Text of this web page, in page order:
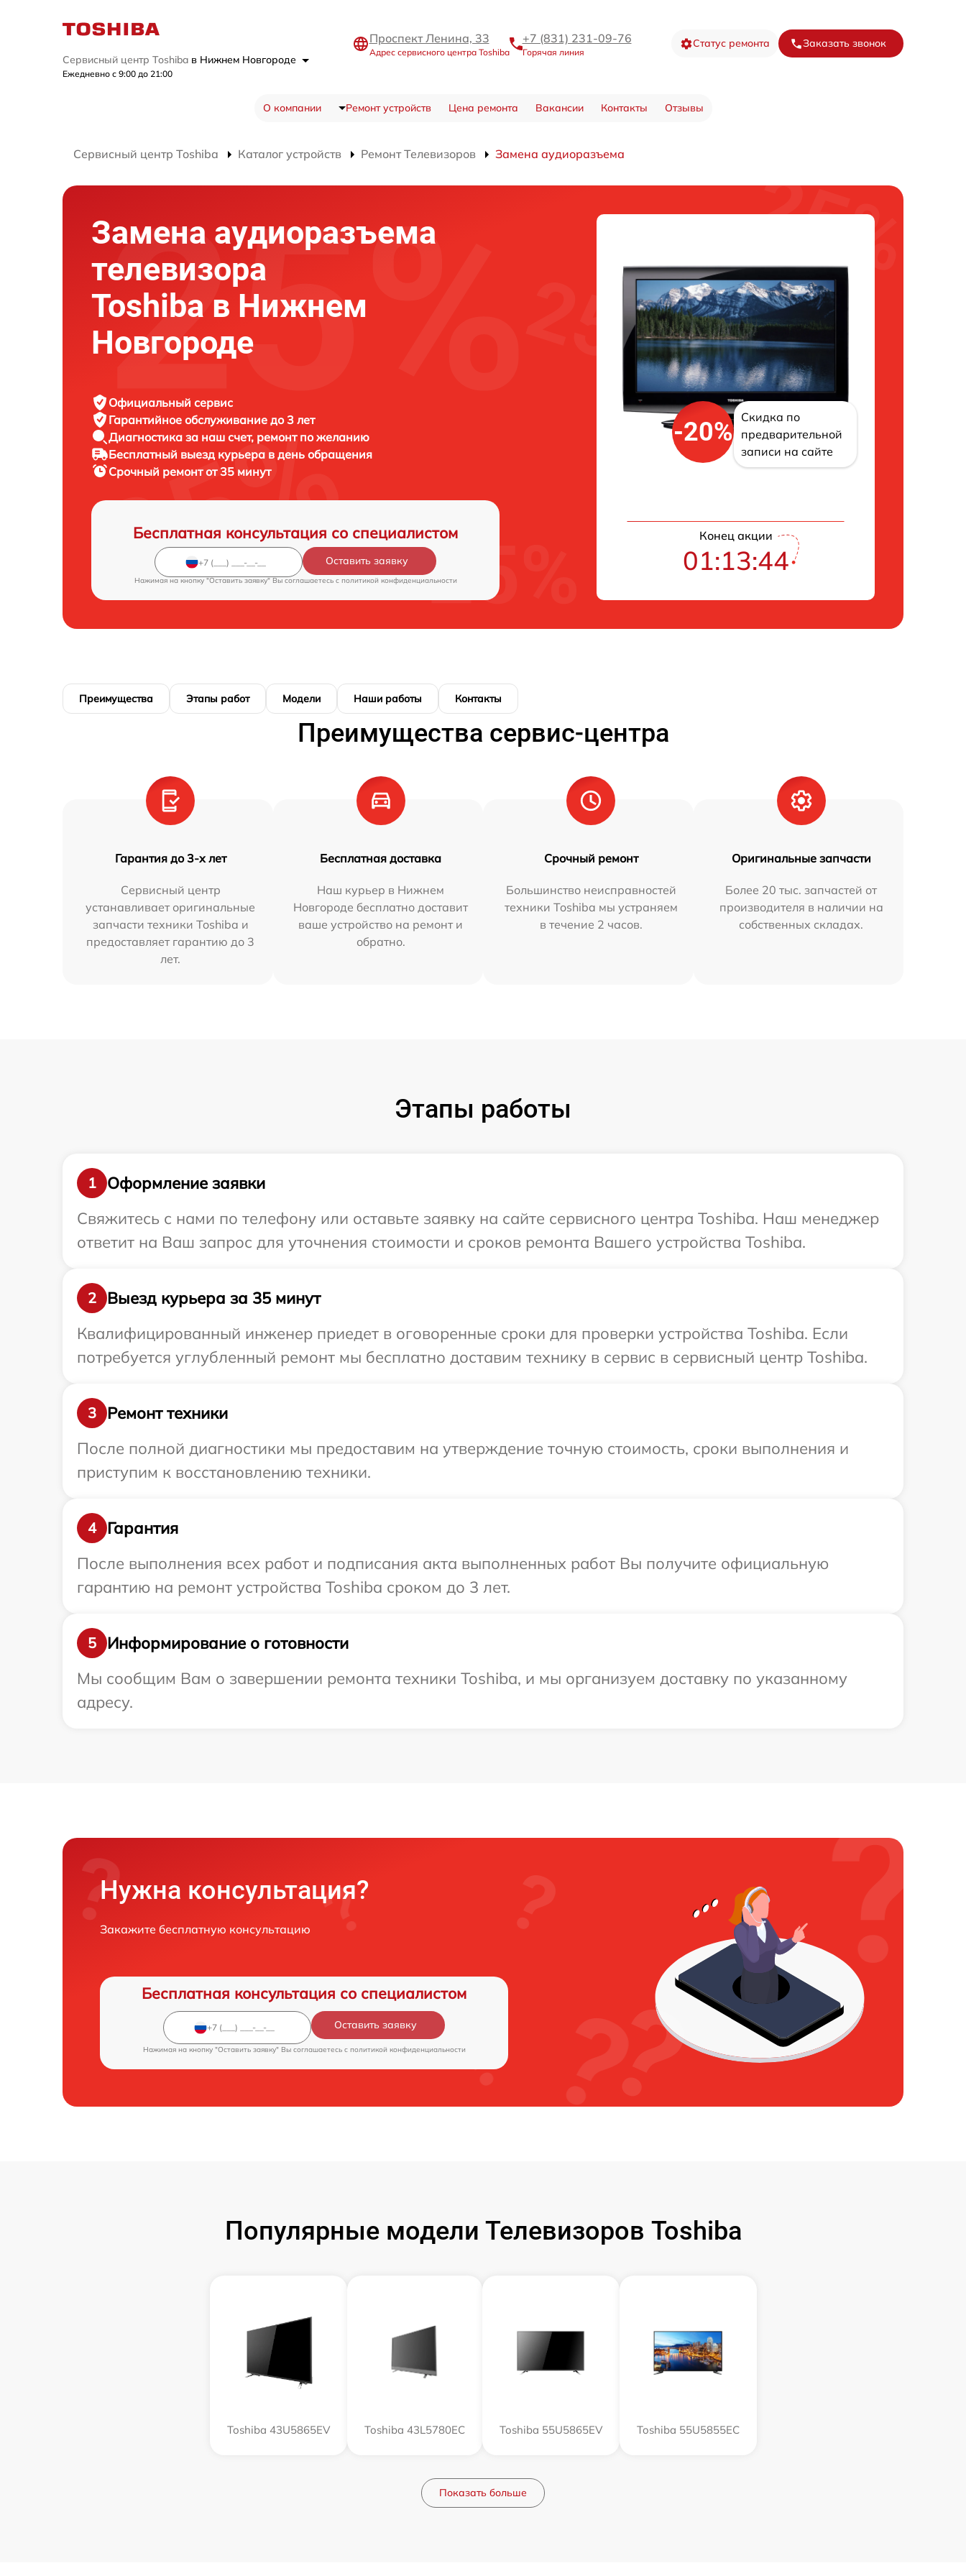
Сервисный центр Toshiba в Нижнем Новгороде
Ежедневно с 9:00 до 21:00
Проспект Ленина, 33
Адрес сервисного центра Toshiba
+7 (831) 231-09-76
Горячая линия
Статус ремонта Заказать звонок
О компании Ремонт устройств Цена ремонта Вакансии Контакты Отзывы
Сервисный центр Toshiba Каталог устройств Ремонт Телевизоров Замена аудиоразъема
Замена аудиоразъема
телевизора
Toshiba в Нижнем
Новгороде
Официальный сервис
Гарантийное обслуживание до 3 лет
Диагностика за наш счет, ремонт по желанию
Бесплатный выезд курьера в день обращения
Срочный ремонтот 35 минут
Бесплатная консультация со специалистом
Оставить заявку
Нажимая на кнопку "Оставить заявку" Вы соглашаетесь c политикой конфиденциальности
-20%
Скидка по
предварительной
записи на сайте
Конец акции
01:13:43
Преимущества Этапы работ Модели Наши работы Контакты
Преимущества сервис-центра
Гарантия до 3-х лет
Сервисный центр
устанавливает оригинальные
запчасти техники Toshiba и
предоставляет гарантию до 3
лет.
Бесплатная доставка
Наш курьер в Нижнем
Новгороде бесплатно доставит
ваше устройство на ремонт и
обратно.
Срочный ремонт
Большинство неисправностей
техники Toshiba мы устраняем
в течение 2 часов.
Оригинальные запчасти
Более 20 тыс. запчастей от
производителя в наличии на
собственных складах.
Этапы работы
1
Оформление заявки
Свяжитесь с нами по телефону или оставьте заявку на сайте сервисного центра Toshiba. Наш менеджер
ответит на Ваш запрос для уточнения стоимости и сроков ремонта Вашего устройства Toshiba.
2
Выезд курьера за 35 минут
Квалифицированный инженер приедет в оговоренные сроки для проверки устройства Toshiba. Если
потребуется углубленный ремонт мы бесплатно доставим технику в сервис в сервисный центр Toshiba.
3
Ремонт техники
После полной диагностики мы предоставим на утверждение точную стоимость, сроки выполнения и
приступим к восстановлению техники.
4
Гарантия
После выполнения всех работ и подписания акта выполненных работ Вы получите официальную
гарантию на ремонт устройства Toshiba сроком до 3 лет.
5
Информирование о готовности
Мы сообщим Вам о завершении ремонта техники Toshiba, и мы организуем доставку по указанному
адресу.
Нужна консультация?
Закажите бесплатную консультацию
Бесплатная консультация со специалистом
Оставить заявку
Нажимая на кнопку "Оставить заявку" Вы соглашаетесь c политикой конфиденциальности
Популярные модели Телевизоров Toshiba
Toshiba 43U5865EV Toshiba 43L5780EC Toshiba 55U5865EV Toshiba 55U5855EC
Показать больше